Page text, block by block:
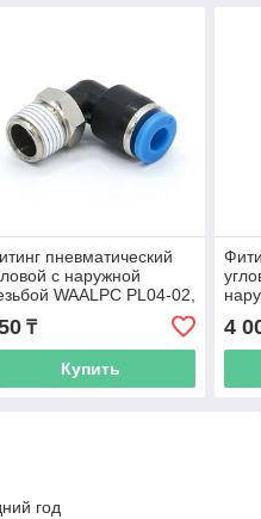
пневматический
с наружной
WAALPC PL04-02,
4"
₸
Купить
4
год